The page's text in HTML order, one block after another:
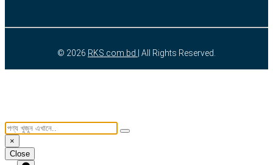
© 2026 RKS.com.bd | All Rights Reserved.
×
Close